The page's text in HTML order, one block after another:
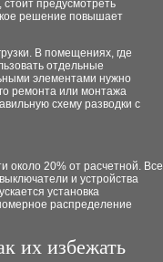
предусмотреть
решение повышает
В помещениях, где
отдельные
элементами нужно
ремонта или монтажа
схему разводки с
20% от расчетной. Все
и устройства
установка
распределение
их избежать